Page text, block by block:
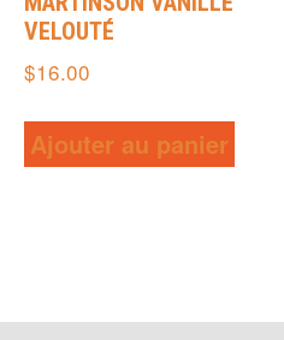
VELOUTÉ
$16.00
Ajouter au panier